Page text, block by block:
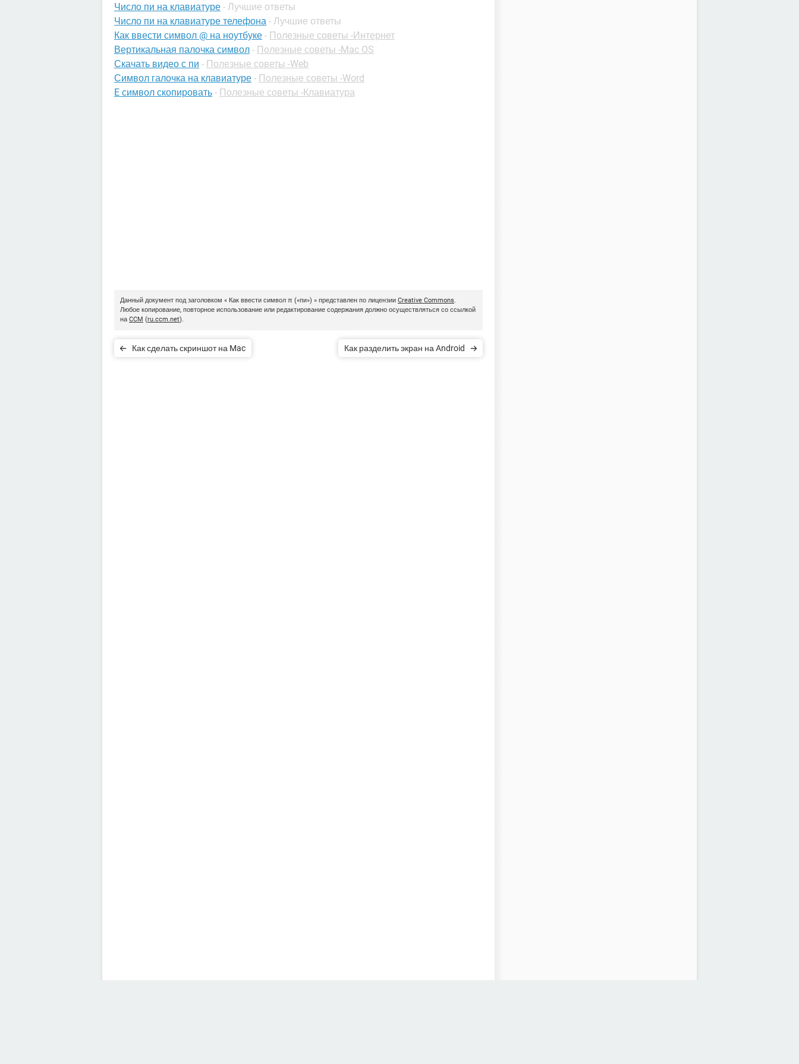
Число пи на клавиатуре - Лучшие ответы
Число пи на клавиатуре телефона - Лучшие ответы
Как ввести символ @ на ноутбуке - Полезные советы -Интернет
Вертикальная палочка символ - Полезные советы -Mac OS
Скачать видео с пи - Полезные советы -Web
Символ галочка на клавиатуре - Полезные советы -Word
E символ скопировать - Полезные советы -Клавиатура
Данный документ под заголовком « Как ввести символ π («пи») » представлен по лицензии Creative Commons.
Любое копирование, повторное использование или редактирование содержания должно осуществляться со ссылкой
на CCM (ru.ccm.net).
Как сделать скриншот на Mac Как разделить экран на Android